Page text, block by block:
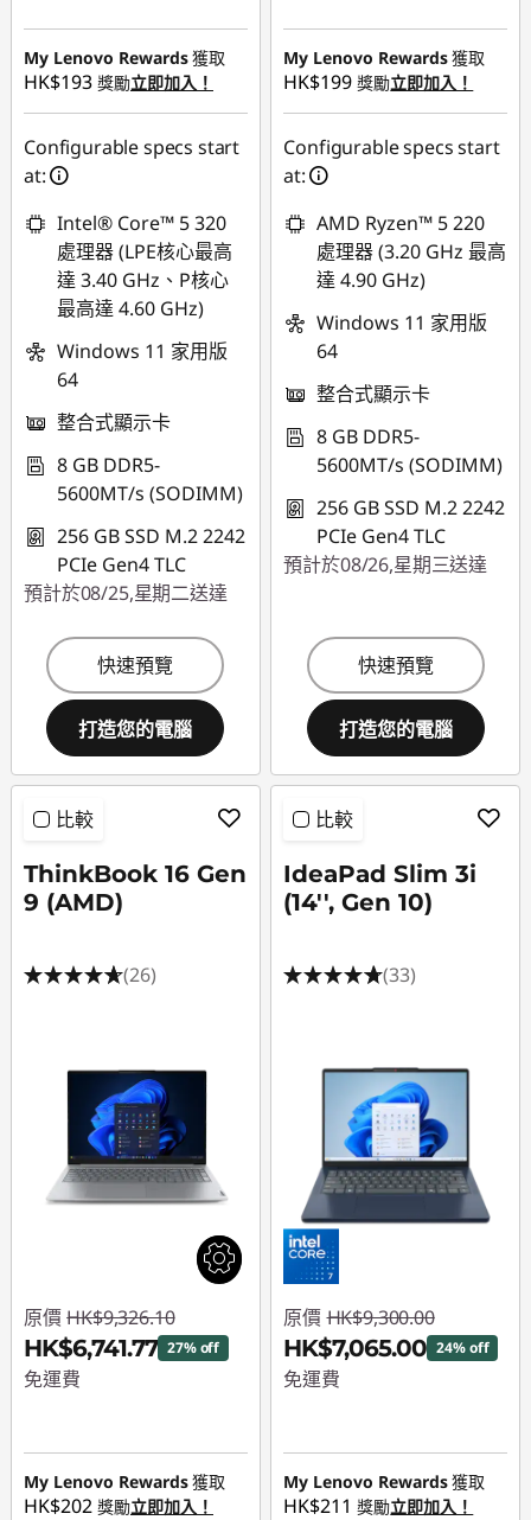
My Lenovo Rewards獲取
HK$193 獎勵立即加入！
Configurable specs start
at:
Intel® Core™ 5 320
處理器 (LPE核心最高
達 3.40 GHz、P核心
最高達 4.60 GHz)
Windows 11 家用版
64
整合式顯示卡
8 GB DDR5-
5600MT/s (SODIMM)
256 GB SSD M.2 2242
PCIe Gen4 TLC
預計於08/25,星期二送達
快速預覽
打造您的電腦
My Lenovo Rewards獲取
HK$199 獎勵立即加入！
Configurable specs start
at:
AMD Ryzen™ 5 220
處理器 (3.20 GHz 最高
達 4.90 GHz)
Windows 11 家用版
64
整合式顯示卡
8 GB DDR5-
5600MT/s (SODIMM)
256 GB SSD M.2 2242
PCIe Gen4 TLC
預計於08/26,星期三送達
快速預覽
打造您的電腦
比較
ThinkBook 16 Gen
9 (AMD)
(26)
原價 HK$9,326.10
HK$6,741.77 27% off
免運費
My Lenovo Rewards獲取
HK$202 獎勵立即加入！
比較
IdeaPad Slim 3i
(14'', Gen 10)
(33)
原價 HK$9,300.00
HK$7,065.00 24% off
免運費
My Lenovo Rewards獲取
HK$211 獎勵立即加入！